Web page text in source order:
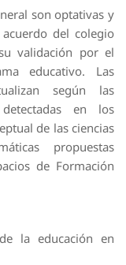
son optativas y
del colegio
validación por el
educativo. Las
según las
en los
de las ciencias
propuestas
de Formación
la educación en